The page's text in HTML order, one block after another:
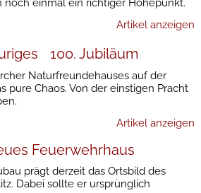
einmal ein richtiger Höhepunkt.
Artikel anzeigen
100. Jubiläum
Naturfreundehauses auf der
pure Chaos. Von der einstigen Pracht
Artikel anzeigen
Feuerwehrhaus
prägt derzeit das Ortsbild des
Dabei sollte er ursprünglich